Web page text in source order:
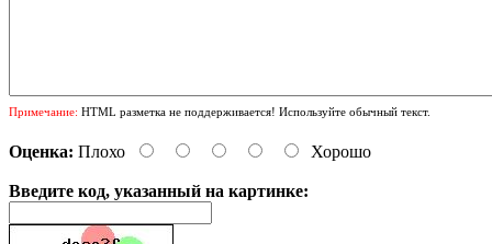
Примечание: HTML разметка не поддерживается! Используйте обычный текст.
Оценка: Плохо Хорошо
Введите код, указанный на картинке: